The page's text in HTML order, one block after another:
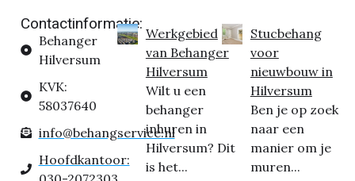
Contactinformatie:
Behanger
Hilversum
KVK:
58037640
info@behangservice.nl
Hoofdkantoor:
Werkgebied
van Behanger
Hilversum
Wilt u een
behanger
inhuren in
Hilversum? Dit
is het...
Stucbehang
voor
nieuwbouw in
Hilversum
Ben je op zoek
naar een
manier om je
muren...